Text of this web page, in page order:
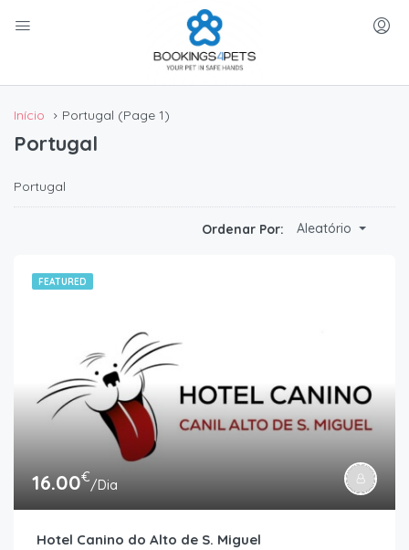
Início Portugal (Page 1)
Portugal
Portugal
Ordenar Por: Aleatório
FEATURED
16.00€/Dia
Hotel Canino do Alto de S. Miguel